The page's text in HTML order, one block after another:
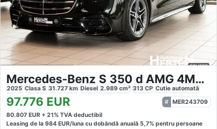
Mercedes-Benz S 350 d AMG 4Matic
2025 Clasa S 31.727 km Diesel 2.989 cm³ 313 CP Cutie automată
97.776 EUR
MER243709
80.807 EUR + 21% TVA deductibil
Leasing de la 984 EUR/luna cu dobăndă anuală 5,7% pentru persoane